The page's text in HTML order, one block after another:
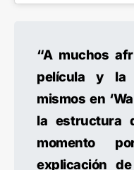
“A muchos
película y la
mismos en
la estructura
momento
explicación